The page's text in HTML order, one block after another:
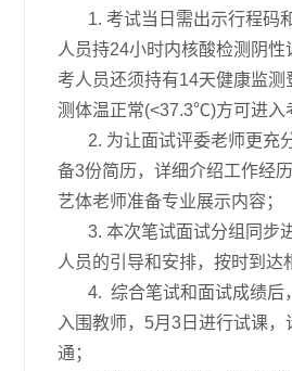
1. 考试当日需出示行程码
人员持24小时内核酸检测阴
考人员还须持有14天健康监测
测体温正常(<37.3℃)方可进入
2. 为让面试评委老师更充
备3份简历，详细介绍工作经
艺体老师准备专业展示内容；
3. 本次笔试面试分组同步
人员的引导和安排，按时到达
4. 综合笔试和面试成绩后
入围教师，5月3日进行试课
通；